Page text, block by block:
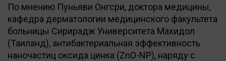
По мнению Пуньяви Онгсри, доктора медицины,
кафедра дерматологии медицинского факультета
больницы Сирирадж Университета Махидол
(Таиланд), антибактериальная эффективность
наночастиц оксида цинка (ZnO-NP), наряду с